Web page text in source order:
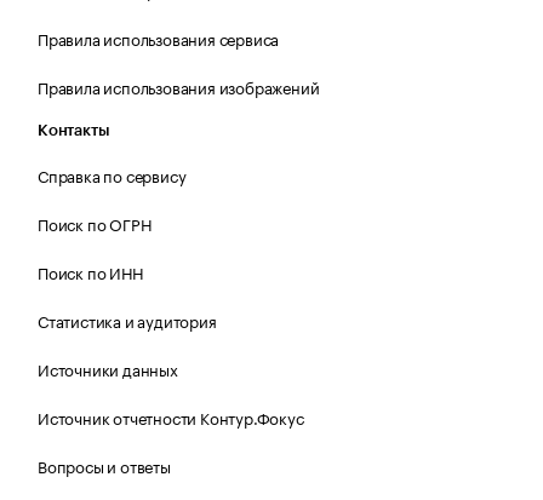
Правила использования сервиса
Правила использования изображений
Контакты
Справка по сервису
Поиск по ОГРН
Поиск по ИНН
Статистика и аудитория
Источники данных
Источник отчетности Контур.Фокус
Вопросы и ответы